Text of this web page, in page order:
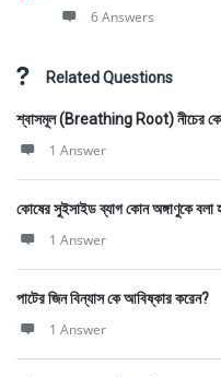
6 Answers
Related Questions
শ্বাসমূল (Breathing Root) নীচের কোন
1 Answer
কোষের সুইসাইড ব্যাগ কোন অঙ্গাণুকে বলা
1 Answer
পাটের জিন বিন্যাস কে আবিষ্কার করেন?
1 Answer